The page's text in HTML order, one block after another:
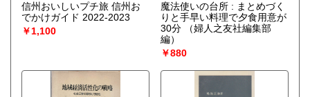
信州おいしいプチ旅 信州お
でかけガイド 2022-2023
￥1,100
魔法使いの台所 : まとめづく
りと手早い料理で夕食用意が
30分
（婦人之友社編集部
編）
￥880